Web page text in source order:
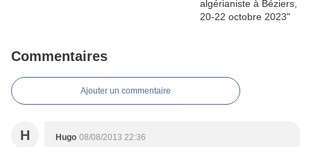
Commentaires
Ajouter un commentaire
H Hugo 08/08/2013 22:36